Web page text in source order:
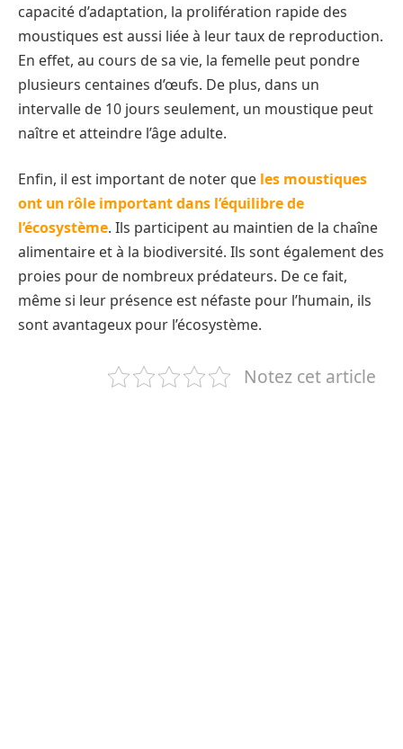
capacité d’adaptation, la prolifération rapide des
moustiques est aussi liée à leur taux de reproduction.
En effet, au cours de sa vie, la femelle peut pondre
plusieurs centaines d’œufs. De plus, dans un
intervalle de 10 jours seulement, un moustique peut
naître et atteindre l’âge adulte.
Enfin, il est important de noter que les moustiques
ont un rôle important dans l’équilibre de
l’écosystème. Ils participent au maintien de la chaîne
alimentaire et à la biodiversité. Ils sont également des
proies pour de nombreux prédateurs. De ce fait,
même si leur présence est néfaste pour l’humain, ils
sont avantageux pour l’écosystème.
Notez cet article